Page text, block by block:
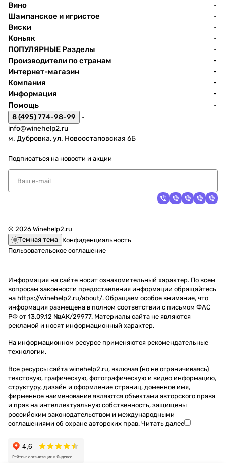
Вино
Шампанское и игристое
Виски
Коньяк
ПОПУЛЯРНЫЕ Разделы
Производители по странам
Интернет-магазин
Компания
Информация
Помощь
8 (495) 774-98-99
info@winehelp2.ru
м. Дубровка, ул. Новоостаповская 6Б
Подписаться на новости и акции
© 2026 Winehelp2.ru
Темная тема Конфиденциальность
Пользовательское соглашение
Информация на сайте носит ознакомительный характер. По всем
вопросам законности предоставления информации обращайтесь
на https://winehelp2.ru/about/. Обращаем особое внимание, что
информация размещена в полном соответствии с письмом ФАС
РФ от 13.09.12 №АК/29977. Материалы сайта не являются
рекламой и носят информационный характер.
На информационном ресурсе применяются рекомендательные
технологии.
Все ресурсы сайта winehelp2.ru, включая (но не ограничиваясь)
текстовую, графическую, фотографическую и видео информацию,
структуру, дизайн и оформление страниц, доменное имя,
фирменное наименование являются объектами авторского права
и прав на интеллектуальную собственность, защищены
российским законодательством и международными
соглашениями об охране авторских прав. Читать далее